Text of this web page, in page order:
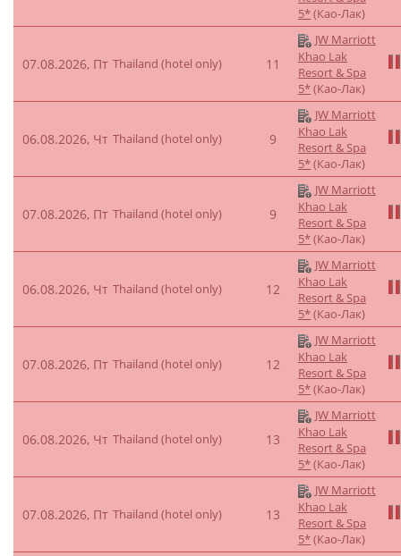
5*(Као-Лак)
07.08.2026, Пт Thailand (hotel only) 11
JW Marriott
Khao Lak
Resort & Spa
5*(Као-Лак)
06.08.2026, Чт Thailand (hotel only) 9
JW Marriott
Khao Lak
Resort & Spa
5*(Као-Лак)
07.08.2026, Пт Thailand (hotel only) 9
JW Marriott
Khao Lak
Resort & Spa
5*(Као-Лак)
06.08.2026, Чт Thailand (hotel only) 12
JW Marriott
Khao Lak
Resort & Spa
5*(Као-Лак)
07.08.2026, Пт Thailand (hotel only) 12
JW Marriott
Khao Lak
Resort & Spa
5*(Као-Лак)
06.08.2026, Чт Thailand (hotel only) 13
JW Marriott
Khao Lak
Resort & Spa
5*(Као-Лак)
07.08.2026, Пт Thailand (hotel only) 13
JW Marriott
Khao Lak
Resort & Spa
5*(Као-Лак)